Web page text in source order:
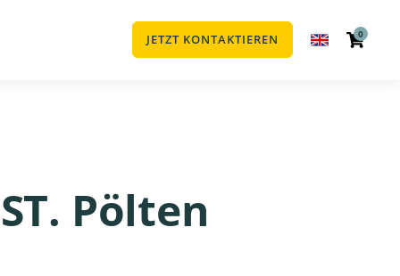
JETZT KONTAKTIEREN 0
Pölten